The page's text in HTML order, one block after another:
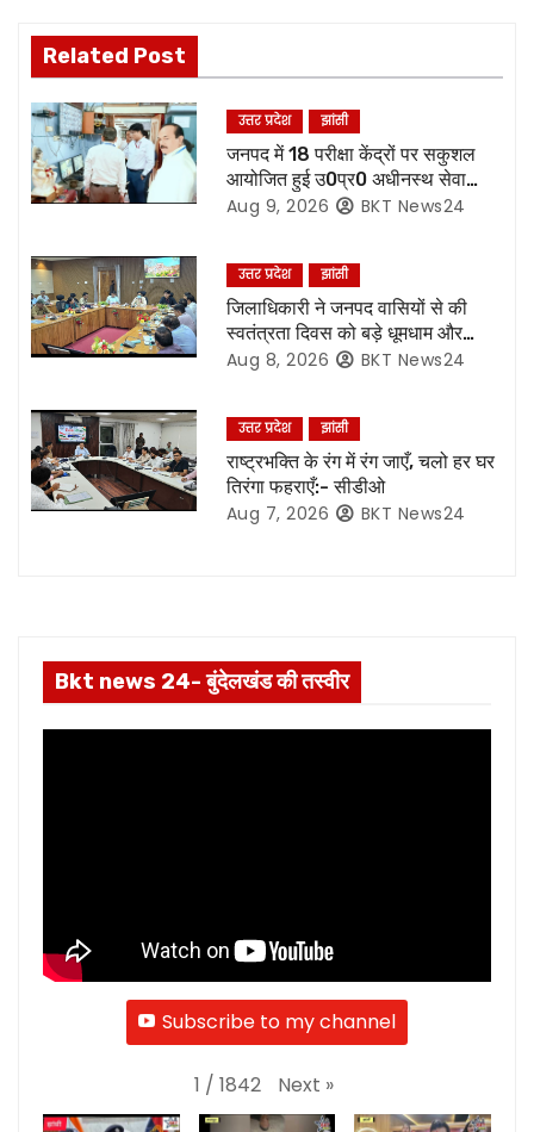
n
a
v
i
g
a
t
i
o
n
Related Post
उत्तर प्रदेश झांसी
जनपद में 18 परीक्षा केंद्रों पर सकुशल
आयोजित हुई उ0प्र0 अधीनस्थ सेवा
चयन आयोग की प्राविधिक सहायक ग्रुप
Aug 9, 2026 BKT News24
उत्तर प्रदेश झांसी
जिलाधिकारी ने जनपद वासियों से की
स्वतंत्रता दिवस को बड़े धूमधाम और
हर्षोल्लास के साथ मनाएं जाने की अपील
Aug 8, 2026 BKT News24
उत्तर प्रदेश झांसी
राष्ट्रभक्ति के रंग में रंग जाएँ, चलो हर घर
तिरंगा फहराएँ:- सीडीओ
Aug 7, 2026 BKT News24
Bkt news 24- बुंदेलखंड की तस्वीर
Subscribe to my channel
1 / 1842 Next »